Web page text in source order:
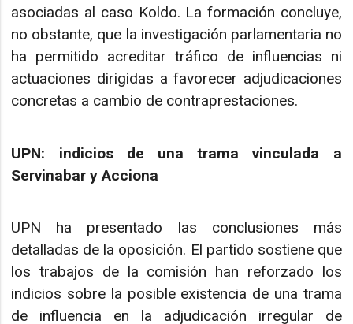
asociadas al caso Koldo. La formación concluye,
no obstante, que la investigación parlamentaria no
ha permitido acreditar tráfico de influencias ni
actuaciones dirigidas a favorecer adjudicaciones
concretas a cambio de contraprestaciones.
UPN: indicios de una trama vinculada a
Servinabar y Acciona
UPN ha presentado las conclusiones más
detalladas de la oposición. El partido sostiene que
los trabajos de la comisión han reforzado los
indicios sobre la posible existencia de una trama
de influencia en la adjudicación irregular de